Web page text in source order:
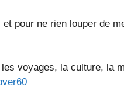
et pour ne rien louper de
voyages, la culture, la